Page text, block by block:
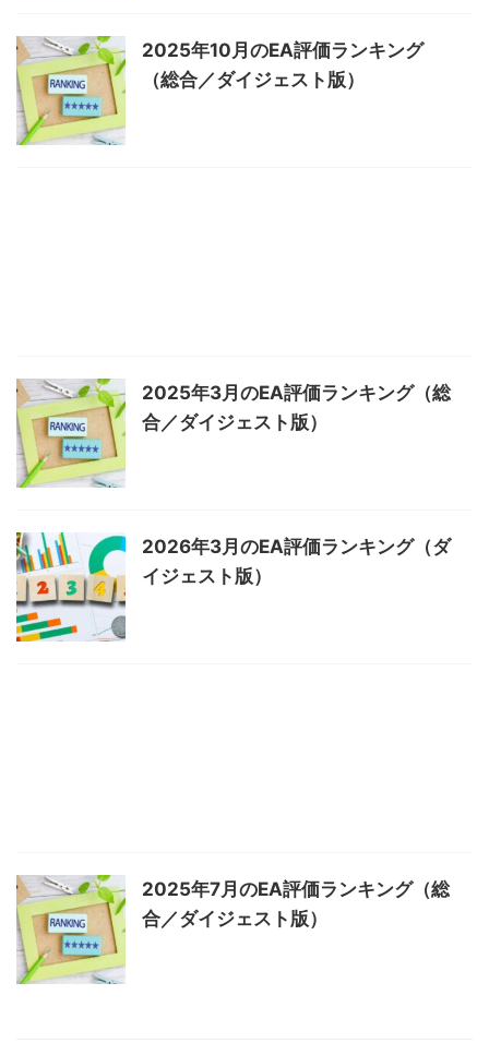
2025年10月のEA評価ランキング
（総合／ダイジェスト版）
2025年3月のEA評価ランキング（総
合／ダイジェスト版）
2026年3月のEA評価ランキング（ダ
イジェスト版）
2025年7月のEA評価ランキング（総
合／ダイジェスト版）